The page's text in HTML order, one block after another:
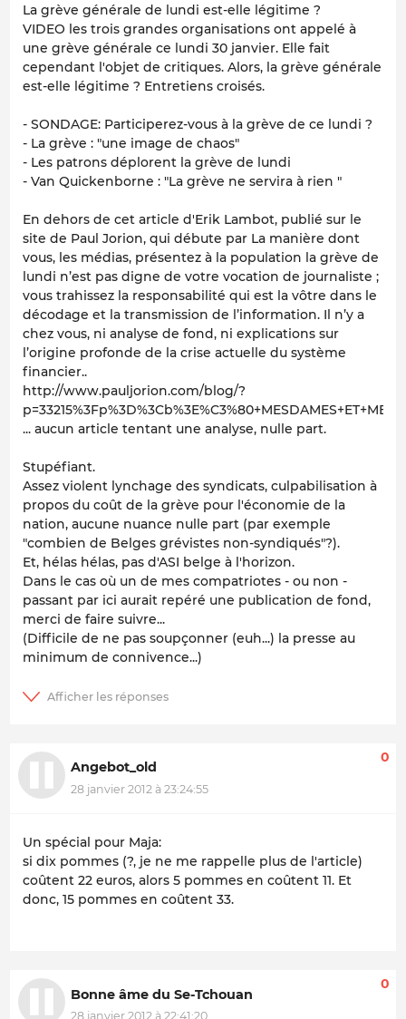
La grève générale de lundi est-elle légitime ?
VIDEO les trois grandes organisations ont appelé à
une grève générale ce lundi 30 janvier. Elle fait
cependant l'objet de critiques. Alors, la grève générale
est-elle légitime ? Entretiens croisés.
- SONDAGE: Participerez-vous à la grève de ce lundi ?
- La grève : "une image de chaos"
- Les patrons déplorent la grève de lundi
- Van Quickenborne : "La grève ne servira à rien "
En dehors de cet article d'Erik Lambot, publié sur le
site de Paul Jorion, qui débute par La manière dont
vous, les médias, présentez à la population la grève de
lundi n’est pas digne de votre vocation de journaliste ;
vous trahissez la responsabilité qui est la vôtre dans le
décodage et la transmission de l’information. Il n’y a
chez vous, ni analyse de fond, ni explications sur
l’origine profonde de la crise actuelle du système
financier..
http://www.pauljorion.com/blog/?
... aucun article tentant une analyse, nulle part.
Stupéfiant.
Assez violent lynchage des syndicats, culpabilisation à
propos du coût de la grève pour l'économie de la
nation, aucune nuance nulle part (par exemple
"combien de Belges grévistes non-syndiqués"?).
Et, hélas hélas, pas d'ASI belge à l'horizon.
Dans le cas où un de mes compatriotes - ou non -
passant par ici aurait repéré une publication de fond,
merci de faire suivre...
(Difficile de ne pas soupçonner (euh...) la presse au
minimum de connivence...)
Angebot_old
28 janvier 2012 à 23:24:55
0
Un spécial pour Maja:
si dix pommes (?, je ne me rappelle plus de l'article)
coûtent 22 euros, alors 5 pommes en coûtent 11. Et
donc, 15 pommes en coûtent 33.
Bonne âme du Se-Tchouan
28 janvier 2012 à 22:41:20
0